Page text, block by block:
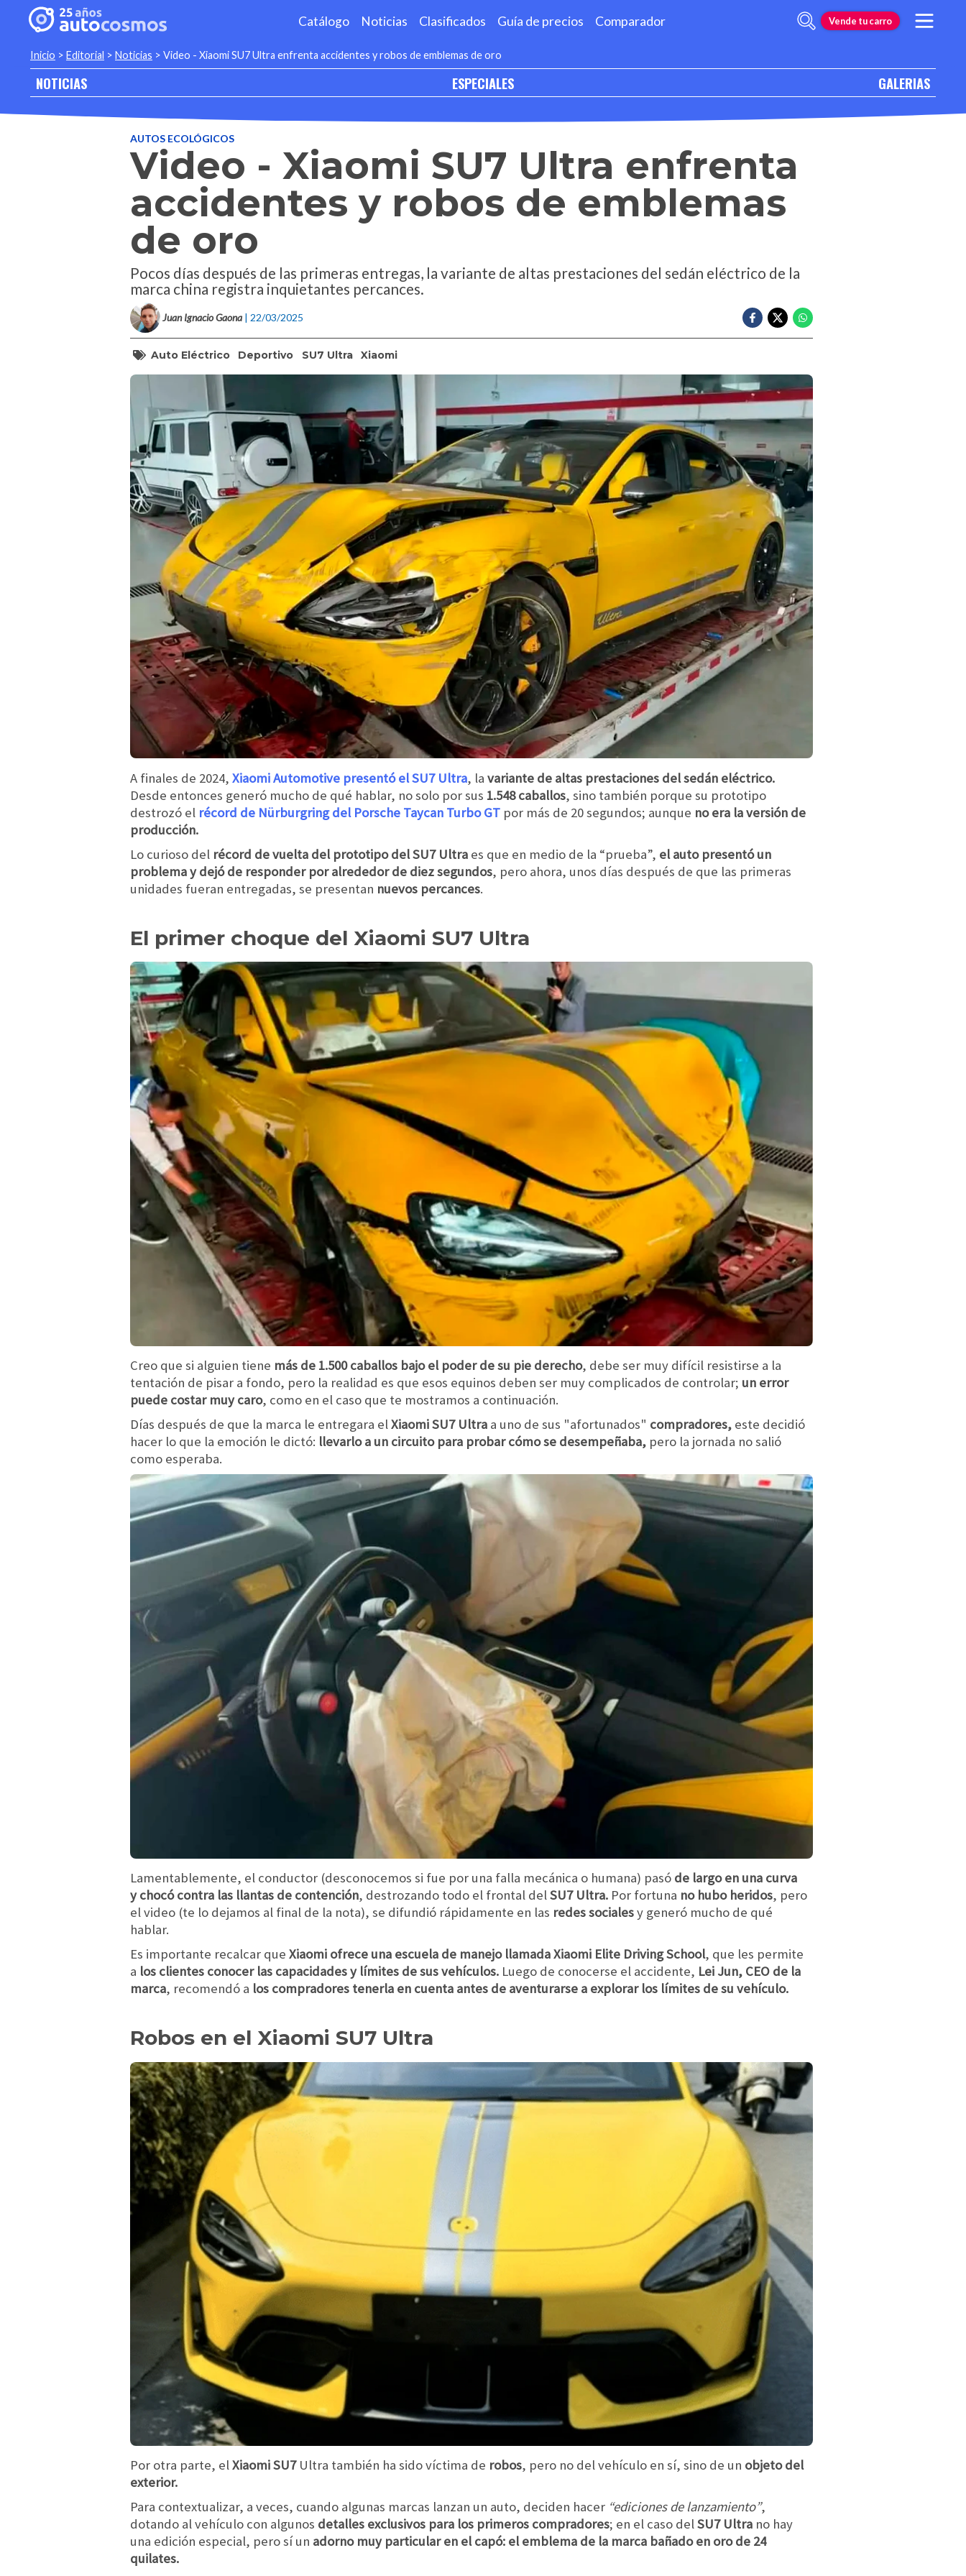
Catálogo Noticias Clasificados Guía de precios Comparador Vende tu carro
Inicio > Editorial > Noticias > Video - Xiaomi SU7 Ultra enfrenta accidentes y robos de emblemas de oro
NOTICIAS ESPECIALES GALERIAS
AUTOS ECOLÓGICOS
Video - Xiaomi SU7 Ultra enfrenta
accidentes y robos de emblemas
de oro
Pocos días después de las primeras entregas, la variante de altas prestaciones del sedán eléctrico de la
marca china registra inquietantes percances.
Juan Ignacio Gaona | 22/03/2025
Auto Eléctrico Deportivo SU7 Ultra Xiaomi
A finales de 2024, Xiaomi Automotive presentó el SU7 Ultra, la variante de altas prestaciones del sedán eléctrico.
Desde entonces generó mucho de qué hablar, no solo por sus 1.548 caballos, sino también porque su prototipo
destrozó el récord de Nürburgring del Porsche Taycan Turbo GT por más de 20 segundos; aunque no era la versión de
producción.
Lo curioso del récord de vuelta del prototipo del SU7 Ultra es que en medio de la “prueba”, el auto presentó un
problema y dejó de responder por alrededor de diez segundos, pero ahora, unos días después de que las primeras
unidades fueran entregadas, se presentan nuevos percances.
El primer choque del Xiaomi SU7 Ultra
Creo que si alguien tiene más de 1.500 caballos bajo el poder de su pie derecho, debe ser muy difícil resistirse a la
tentación de pisar a fondo, pero la realidad es que esos equinos deben ser muy complicados de controlar; un error
puede costar muy caro, como en el caso que te mostramos a continuación.
Días después de que la marca le entregara elXiaomi SU7 Ultra a uno de sus "afortunados" compradores, este decidió
hacer lo que la emoción le dictó: llevarlo a un circuito para probar cómo se desempeñaba, pero la jornada no salió
como esperaba.
Lamentablemente, el conductor (desconocemos si fue por una falla mecánica o humana) pasó de largo en una curva
y chocó contra las llantas de contención, destrozando todo el frontal delSU7 Ultra. Por fortuna no hubo heridos, pero
el video (te lo dejamos al final de la nota), se difundió rápidamente en las redes socialesy generó mucho de qué
hablar.
Es importante recalcar que Xiaomi ofrece una escuela de manejo llamada Xiaomi Elite Driving School, que les permite
a los clientes conocer las capacidades y límites de sus vehículos. Luego de conocerse el accidente, Lei Jun, CEO de la
marca, recomendó a los compradores tenerla en cuenta antes de aventurarse a explorar los límites de su vehículo.
Robos en el Xiaomi SU7 Ultra
Por otra parte, elXiaomi SU7 Ultra también ha sido víctima de robos, pero no del vehículo en sí, sino de un objeto del
exterior.
Para contextualizar, a veces, cuando algunas marcas lanzan un auto, deciden hacer “ediciones de lanzamiento”,
dotando al vehículo con algunos detalles exclusivos para los primeros compradores; en el caso delSU7 Ultra no hay
una edición especial, pero sí un adorno muy particular en el capó: el emblema de la marca bañado en oro de 24
quilates.